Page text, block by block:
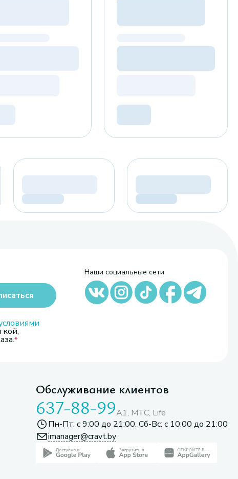
Наши социальные сети
Обслуживание клиентов
637-88-99A1, МТС, Life
Пн-Пт: с 9:00 до 21:00. Сб-Вс: с 10:00 до 21:00
imanager@cravt.by